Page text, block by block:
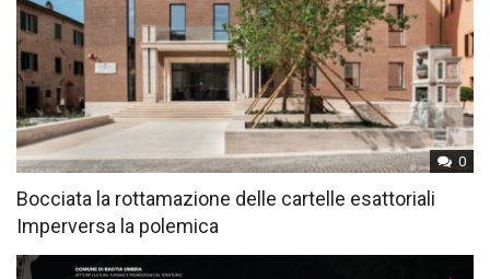
0
Bocciata la rottamazione delle cartelle esattoriali
Imperversa la polemica